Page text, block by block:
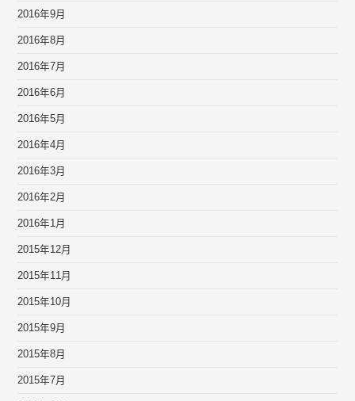
2016年9月
2016年8月
2016年7月
2016年6月
2016年5月
2016年4月
2016年3月
2016年2月
2016年1月
2015年12月
2015年11月
2015年10月
2015年9月
2015年8月
2015年7月